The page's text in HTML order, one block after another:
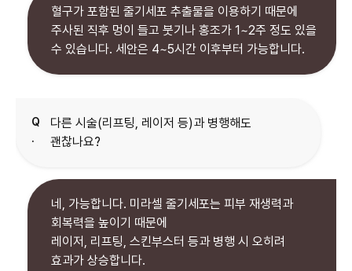
혈구가 포함된 줄기세포 추출물을 이용하기 때문에
주사된 직후 멍이 들고 붓기나 홍조가 1~2주 정도 있을
수 있습니다. 세안은 4~5시간 이후부터 가능합니다.
Q
.
다른 시술(리프팅, 레이저 등)과 병행해도
네, 가능합니다. 미라셀 줄기세포는 피부 재생력과
회복력을 높이기 때문에
레이저, 리프팅, 스킨부스터 등과 병행 시 오히려
효과가 상승합니다.